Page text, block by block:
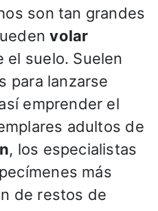
son tan grandes
volar
suelo. Suelen
para lanzarse
emprender el
adultos de
, los especialistas
más
de restos de